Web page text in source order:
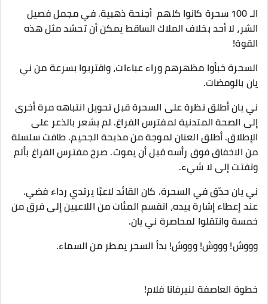
الـ 100 سحرة كانوا كلهم ​​ أجنحة ذهبية. في مجمل فصيل
الشر، لا أحد بخلاف الملاك الساقط يمكن أن تحشد مثل هذه
القوة!
السحرة خبأوا مظهرهم وراء عباءات، واقتربوا بسرعة من ني
يان بالومضات.
ني يان أطلق نظرة على السحرة قبل تحويل انتباهه مرة أخرى
إلى الصحة المتدنية لمفترس الفراغ. لم يشعر بالذعر على
الإطلاق. أطلق العنان لموجة من مذبحة الجحيم. طافت سلسلة
من الاخفاق فوق رأسه قبل أن يموت. صرخ مفترس الفراغ بألم
وتفتت إلى لا شيء.
ني يان حدّق في السحرة. كان القائد لاعبًا يرتدي رداء فضي.
عند إعطاء إشارة بيده، انقسم المئات من اللاعبين إلى فرق من
خمسة وانتقلوا لمحاصرة ني يان.
وووش! وووش! وووش! بدأ السحر يمطر من السماء.
خطوة العاصفة لنيرفانا فلام!